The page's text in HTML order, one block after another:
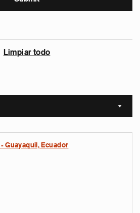
Limpiar todo
Sort
Guayaquil, Ecuador